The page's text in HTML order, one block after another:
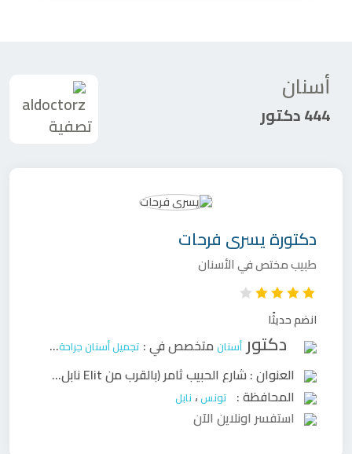
أسنان
444 دكتور تصفية
دكتورةيسرى فرحات
طبيب مختص في الأسنان
انضم حديثًا
دكتورأسنانمتخصص في : تجميل أسنانجراحة وجه وفكين
العنوان :شارع الحبيب ثامر (بالقرب من Elit نابل)
،
المحافظة : تونس، نابل
استفسر اونلاين الآن